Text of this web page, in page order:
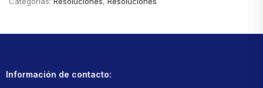
Información de contacto: